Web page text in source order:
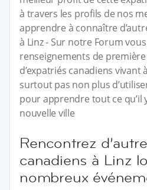
à travers les profils de nos
apprendre à connaître
à Linz - Sur notre Forum
renseignements de
d’expatriés canadiens vivant
surtout pas non plus
pour apprendre tout ce qu’il
nouvelle ville
Rencontrez
canadiens à Linz
nombreux